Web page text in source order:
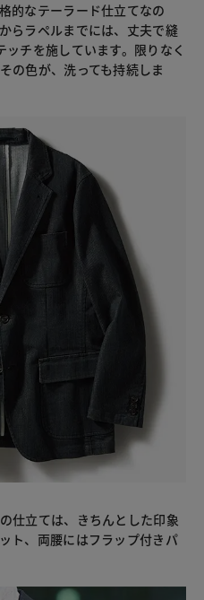
的なテーラード仕立てなの
らラペルまでには、丈夫で縫
チを施しています。限りなく
の色が、洗っても持続しま
仕立ては、きちんとした印象
ト、両腰にはフラップ付きパ